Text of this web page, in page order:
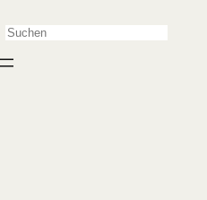
Suchen